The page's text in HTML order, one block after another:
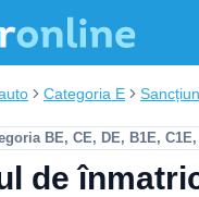
Categoria E
BE, CE, DE, B1E, C1E,
de